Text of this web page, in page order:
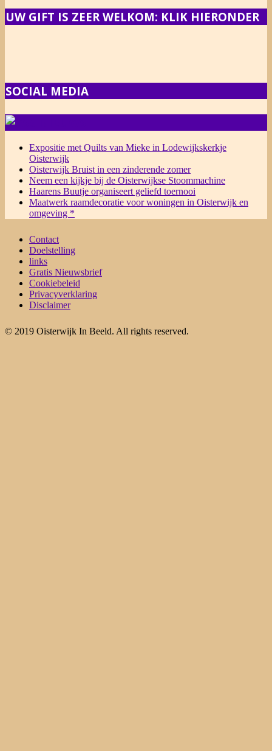
UW GIFT IS ZEER WELKOM: KLIK HIERONDER
SOCIAL MEDIA
Expositie met Quilts van Mieke in Lodewijkskerkje
Oisterwijk
Oisterwijk Bruist in een zinderende zomer
Neem een kijkje bij de Oisterwijkse Stoommachine
Haarens Buutje organiseert geliefd toernooi
Maatwerk raamdecoratie voor woningen in Oisterwijk en
omgeving *
Contact
Doelstelling
links
Gratis Nieuwsbrief
Cookiebeleid
Privacyverklaring
Disclaimer
© 2019 Oisterwijk In Beeld. All rights reserved.